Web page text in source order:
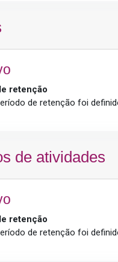
retenção
de retenção foi
de atividades
retenção
de retenção foi